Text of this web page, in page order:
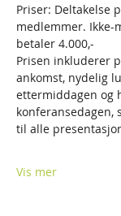
Priser: Deltakelse
medlemmer. Ikke-
betaler 4.000,-
Prisen inkluderer
ankomst, nydelig
ettermiddagen og
konferansedagen,
til alle
Vis mer